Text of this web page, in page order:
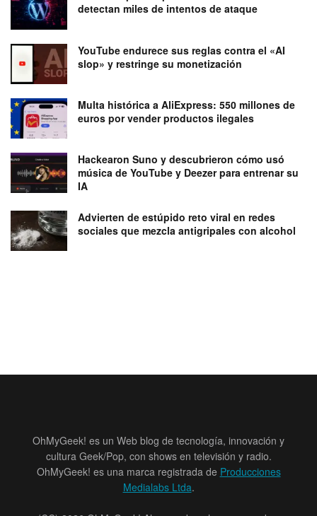
detectan miles de intentos de ataque
YouTube endurece sus reglas contra el «AI
slop» y restringe su monetización
Multa histórica a AliExpress: 550 millones de
euros por vender productos ilegales
Hackearon Suno y descubrieron cómo usó
música de YouTube y Deezer para entrenar su
IA
Advierten de estúpido reto viral en redes
sociales que mezcla antigripales con alcohol
OhMyGeek! es un Web blog de tecnología, innovación y
cultura Geek/Pop, con shows en televisión y radio.
OhMyGeek! es una marca registrada de Producciones
Medialabs Ltda.